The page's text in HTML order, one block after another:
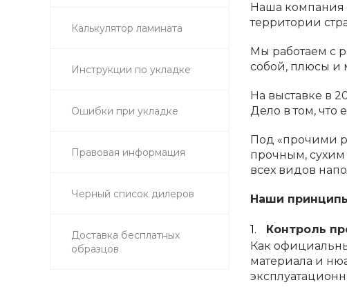
Калькулятор ламината
Инструкции по укладке
Ошибки при укладке
Правовая информация
Черный список дилеров
Доставка бесплатных
образцов
Наша компания
территории
Мы работаем с
собой, плюсы и
На выставке в
Дело в том, что
Под «прочими
прочным, сухим
всех видов
Наши
Контроль
Как
материала и